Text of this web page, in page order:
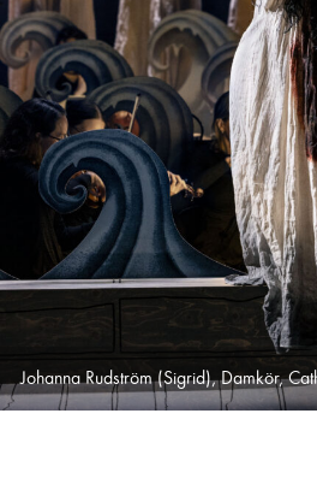
Johanna Rudström (Sigrid), Damkör,